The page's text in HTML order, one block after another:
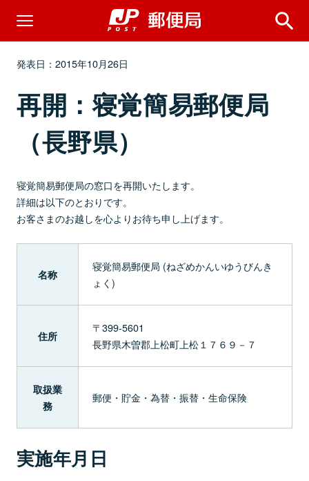
発表日：2015年10月26日
再開：寝覚簡易郵便局
（長野県）
寝覚簡易郵便局の窓口を再開いたします。
詳細は以下のとおりです。
お客さまのお越しを心よりお待ち申し上げます。
名称
寝覚簡易郵便局 (ねざめかんいゆうびんき
ょく)
住所
〒399-5601
長野県木曽郡上松町上松１７６９－７
取扱業
務
郵便・貯金・為替・振替・生命保険
実施年月日